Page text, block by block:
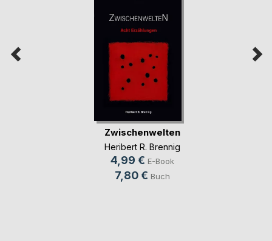
Zwischenwelten
Heribert R. Brennig
4,99 € E-Book
7,80 € Buch